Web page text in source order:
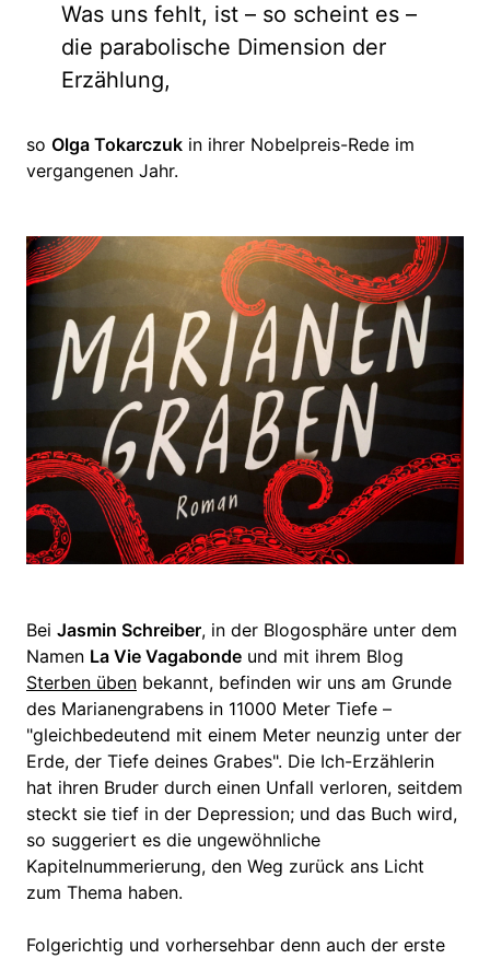
Was uns fehlt, ist – so scheint es –
die parabolische Dimension der
Erzählung,
so Olga Tokarczuk in ihrer Nobelpreis-Rede im
vergangenen Jahr.
Bei Jasmin Schreiber, in der Blogosphäre unter dem
Namen La Vie Vagabonde und mit ihrem Blog
Sterben üben bekannt, befinden wir uns am Grunde
des Marianengrabens in 11000 Meter Tiefe –
"gleichbedeutend mit einem Meter neunzig unter der
Erde, der Tiefe deines Grabes". Die Ich-Erzählerin
hat ihren Bruder durch einen Unfall verloren, seitdem
steckt sie tief in der Depression; und das Buch wird,
so suggeriert es die ungewöhnliche
Kapitelnummerierung, den Weg zurück ans Licht
zum Thema haben.
Folgerichtig und vorhersehbar denn auch der erste